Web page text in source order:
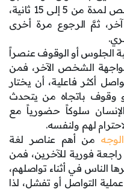
يُمكن أن يكون بالنظر للشخص لمدة من 5 إلى 15 ثانية،
ثمَّ الرجوع مرة أخرى
الجلوس أو الوقوف عنصراً
الشخص الآخر، فمن
أكثر فاعلية، أن يختار
باتجاه من يتحدث
سلوكاً حضورياً مع
لهم ولنفسه.
من أهم عناصر لغة
فورية للآخرين، فمن
الناس في أثناء تواصلهم،
التواصل أو تفشل، لذا